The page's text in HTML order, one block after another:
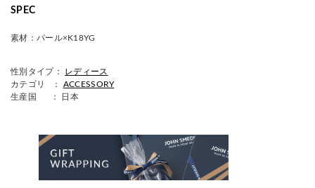
SPEC
素材： パール×K18YG
性別タイプ：
レディース
カテゴリ ： ACCESSORY
生産国
： 日本